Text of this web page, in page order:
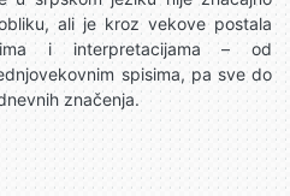
ali je kroz vekove postala
i interpretacijama – od
spisima, pa sve do
značenja.